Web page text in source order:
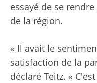
essayé de se
de la région.
« Il avait le
satisfaction de la
déclaré Teitz. «